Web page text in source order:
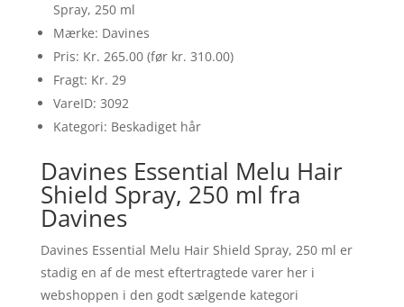
Spray, 250 ml
Mærke: Davines
Pris: Kr. 265.00 (før kr. 310.00)
Fragt: Kr. 29
VareID: 3092
Kategori: Beskadiget hår
Davines Essential Melu Hair
Shield Spray, 250 ml fra
Davines
Davines Essential Melu Hair Shield Spray, 250 ml er
stadig en af de mest eftertragtede varer her i
webshoppen i den godt sælgende kategori